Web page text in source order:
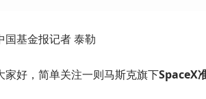
国基金报记者 泰勒
家好，简单关注一则马斯克旗下SpaceX